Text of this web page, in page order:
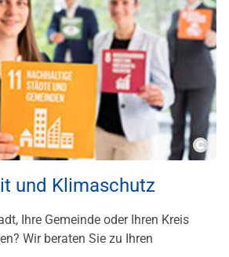
und Klimaschutz
Ihre Gemeinde oder Ihren Kreis
Wir beraten Sie zu Ihren